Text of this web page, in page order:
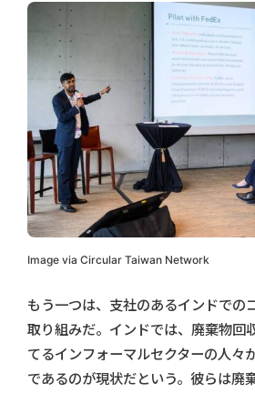
Image via Circular Taiwan Network
もう一つは、支社のあるインドでの
取り組みだ。インドでは、廃棄物回
てるインフォーマルセクターの人々
であるのが現状だという。彼らは廃